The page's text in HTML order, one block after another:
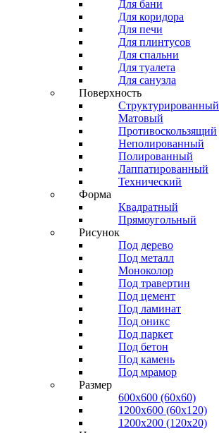
Для бани
Для коридора
Для печи
Для плинтусов
Для спальни
Для туалета
Для санузла
Поверхность
Структурированный
Матовый
Противоскользящий
Неполированный
Полированный
Лаппатированный
Технический
Форма
Квадратный
Прямоугольный
Рисунок
Под дерево
Под металл
Моноколор
Под травертин
Под цемент
Под ламинат
Под оникс
Под паркет
Под бетон
Под камень
Под мрамор
Размер
600х600 (60х60)
1200х600 (60х120)
1200х200 (120x20)